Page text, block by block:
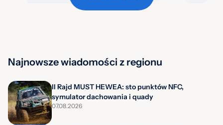
Najnowsze wiadomości z regionu
II Rajd MUST HEWEA: sto punktów NFC,
symulator dachowania i quady
07.08.2026